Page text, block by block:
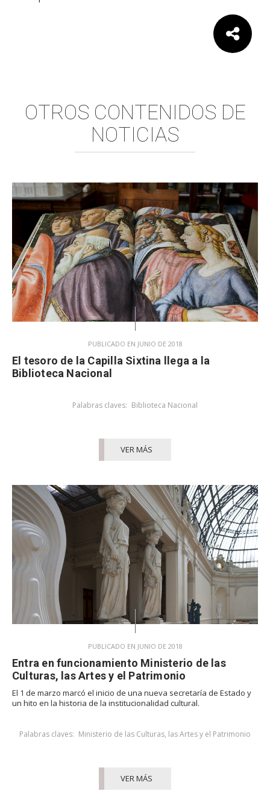
OTROS CONTENIDOS DE
NOTICIAS
PUBLICADO EN JUNIO DE 2018
El tesoro de la Capilla Sixtina llega a la
Biblioteca Nacional
Palabras claves: Biblioteca Nacional
VER MÁS
PUBLICADO EN JUNIO DE 2018
Entra en funcionamiento Ministerio de las
Culturas, las Artes y el Patrimonio
El 1 de marzo marcó el inicio de una nueva secretaría de Estado y
un hito en la historia de la institucionalidad cultural.
Palabras claves: Ministerio de las Culturas, las Artes y el Patrimonio
VER MÁS